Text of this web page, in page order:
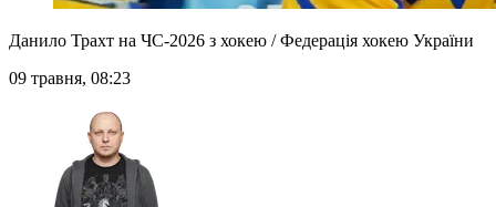
Данило Трахт на ЧС-2026 з хокею / Федерація хокею України
09 травня, 08:23